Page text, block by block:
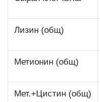
Лизин (общ)
Метионин (общ)
Мет.+Цистин (общ)